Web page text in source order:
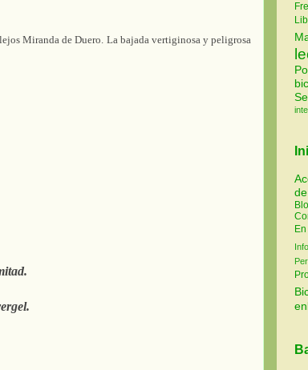
Miranda de Duero. La bajada vertiginosa y peligrosa